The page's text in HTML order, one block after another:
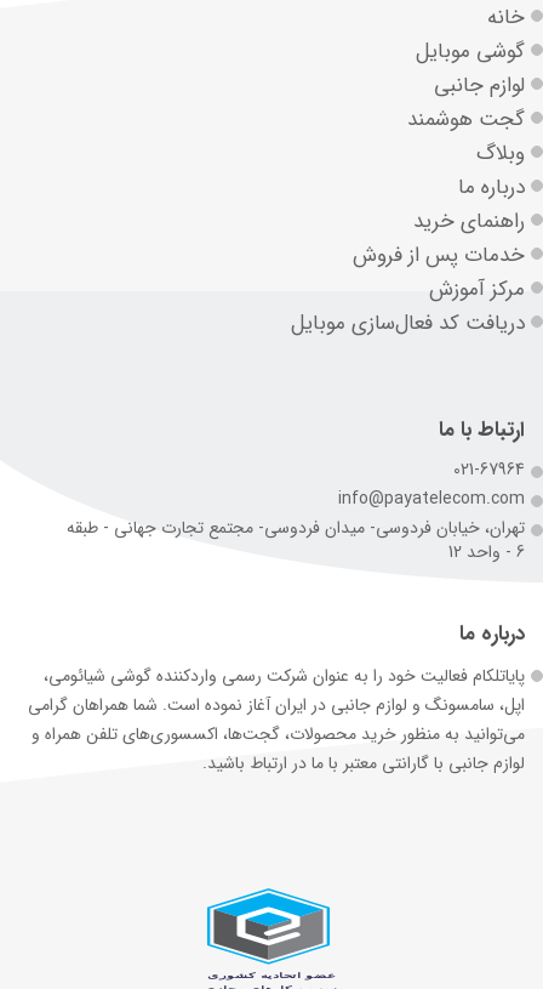
خانه
گوشی موبایل
لوازم جانبی
گجت هوشمند
وبلاگ
درباره ما
راهنمای خرید
خدمات پس از فروش
مرکز آموزش
دریافت کد فعال‌سازی موبایل
ارتباط با ما
021-67964
info@payatelecom.com
تهران، خیابان فردوسی- میدان فردوسی- مجتمع تجارت جهانی - طبقه
6 - واحد 12
درباره ما
پایاتلکام فعالیت خود را به عنوان شرکت رسمی وارد‌کننده گوشی شیائومی،
اپل، سامسونگ و لوازم جانبی در ایران آغاز نموده است. شما همراهان گرامی
می‌توانید به منظور خرید محصولات، گجت‌ها، اکسسوری‌های تلفن همراه و
لوازم جانبی با گارانتی معتبر با ما در ارتباط باشید.